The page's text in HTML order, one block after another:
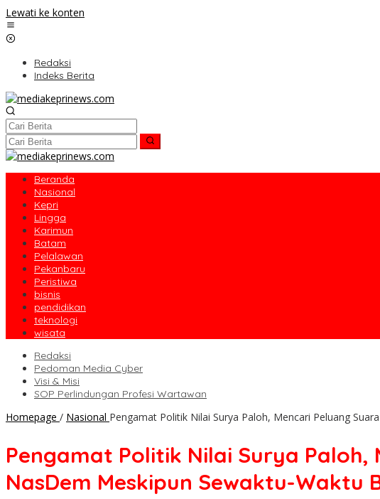
Lewati ke konten
Redaksi
Indeks Berita
Beranda
Nasional
Kepri
Lingga
Karimun
Batam
Pelalawan
Pekanbaru
Peristiwa
bisnis
pendidikan
teknologi
wisata
Redaksi
Pedoman Media Cyber
Visi & Misi
SOP Perlindungan Profesi Wartawan
Homepage / Nasional Pengamat Politik Nilai Surya Paloh, Mencari Peluang
Pengamat Politik Nilai Surya
NasDem Meskipun Sewaktu-Waktu